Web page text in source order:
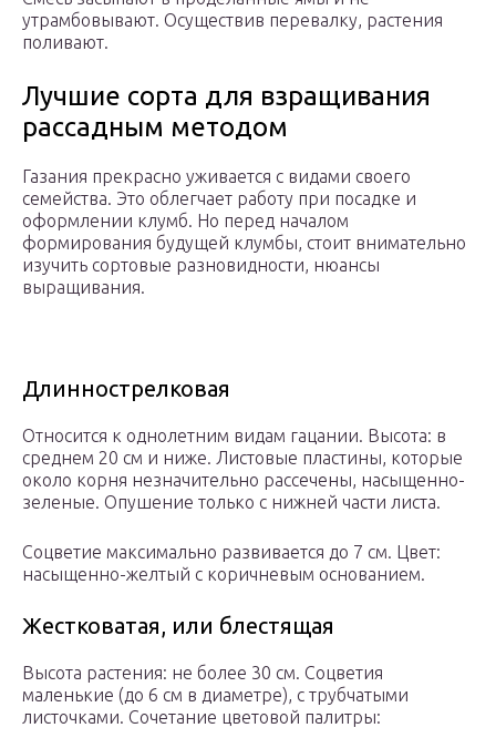
утрамбовывают. Осуществив перевалку, растения
поливают.
Лучшие сорта для взращивания
рассадным методом
Газания прекрасно уживается с видами своего
семейства. Это облегчает работу при посадке и
оформлении клумб. Но перед началом
формирования будущей клумбы, стоит внимательно
изучить сортовые разновидности, нюансы
выращивания.
Длиннострелковая
Относится к однолетним видам гацании. Высота: в
среднем 20 см и ниже. Листовые пластины, которые
около корня незначительно рассечены, насыщенно-
зеленые. Опушение только с нижней части листа.
Соцветие максимально развивается до 7 см. Цвет:
насыщенно-желтый с коричневым основанием.
Жестковатая, или блестящая
Высота растения: не более 30 см. Соцветия
маленькие (до 6 см в диаметре), с трубчатыми
листочками. Сочетание цветовой палитры: